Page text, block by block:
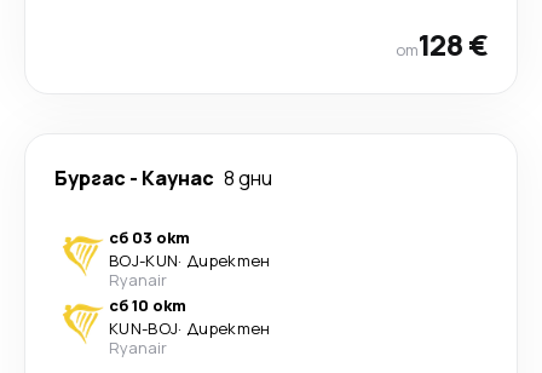
от128 €
Бургас - Каунас 8 дни
сб 03 окт
BOJ-KUN· Директен
Ryanair
сб 10 окт
KUN-BOJ· Директен
Ryanair